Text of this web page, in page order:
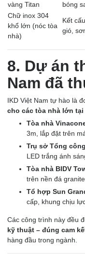
vàng Titan
bóng
Chữ inox 304
khổ lớn (nóc tòa
nhà)
Kết
gió,
8. Dự án
Nam đã
IKD Việt Nam tự hào là
cho các tòa nhà lớn tại
Tòa nhà
3m, lắp đặt trên
Trụ sở Tổng
LED trắng ánh
Tòa nhà BIDV
trên nền đá granite.
Tổ hợp Sun
cấp, khung chịu
Các công trình này đều
kỹ thuật – đúng cam
hàng đầu trong ngành.